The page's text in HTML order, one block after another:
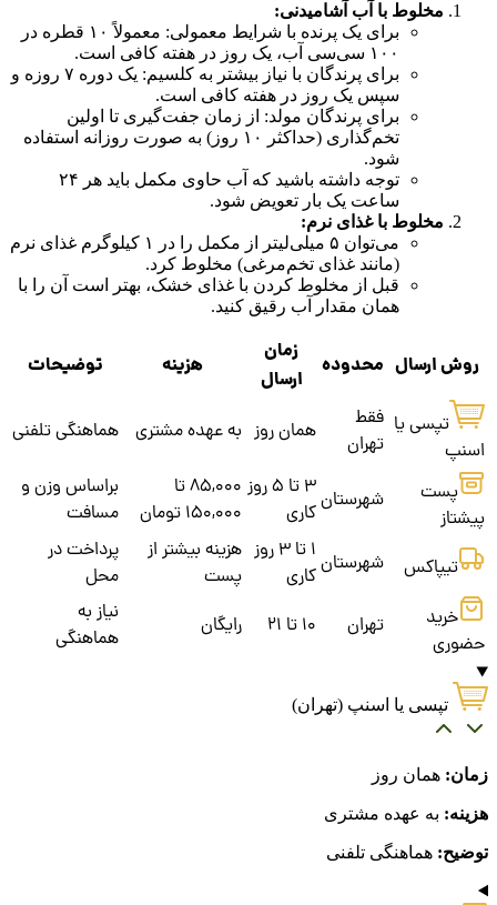
مخلوط با آب آشامیدنی:
برای یک پرنده با شرایط معمولی: معمولاً ۱۰ قطره در
۱۰۰ سی‌سی آب، یک روز در هفته کافی است.
برای پرندگان با نیاز بیشتر به کلسیم: یک دوره ۷ روزه و
سپس یک روز در هفته کافی است.
برای پرندگان مولد: از زمان جفت‌گیری تا اولین
تخم‌گذاری (حداکثر ۱۰ روز) به صورت روزانه استفاده
شود.
توجه داشته باشید که آب حاوی مکمل باید هر ۲۴
ساعت یک بار تعویض شود.
مخلوط با غذای نرم:
می‌توان ۵ میلی‌لیتر از مکمل را در ۱ کیلوگرم غذای نرم
(مانند غذای تخم‌مرغی) مخلوط کرد.
قبل از مخلوط کردن با غذای خشک، بهتر است آن را با
همان مقدار آب رقیق کنید.
روش ارسال محدوده
زمان
ارسال
هزینه توضیحات
تپسی یا
اسنپ
فقط
تهران
همان روز به عهده مشتری هماهنگی تلفنی
پست
پیشتاز
شهرستان
3 تا 5 روز
کاری
85,000 تا
150,000 تومان
براساس وزن و
مسافت
تیپاکس شهرستان
1 تا 3 روز
کاری
هزینه بیشتر از
پست
پرداخت در
محل
خرید
حضوری
تهران 10 تا 21 رایگان
نیاز به
هماهنگی
تپسی یا اسنپ (تهران)
زمان: همان روز
هزینه: به عهده مشتری
توضیح: هماهنگی تلفنی